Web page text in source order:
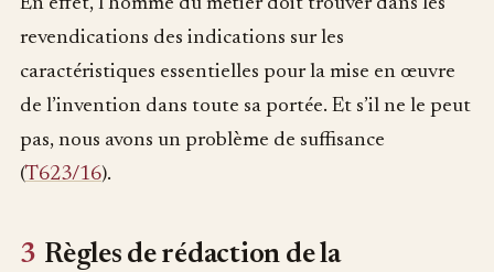
revendications des indications sur les
caractéristiques essentielles pour la mise en œuvre
de l’invention dans toute sa portée. Et s’il ne le peut
pas, nous avons un problème de suffisance
(T623/16).
3 Règles de rédaction de la